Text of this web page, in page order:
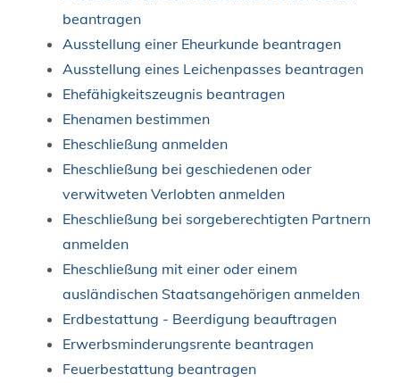
beantragen
Ausstellung einer Eheurkunde beantragen
Ausstellung eines Leichenpasses beantragen
Ehefähigkeitszeugnis beantragen
Ehenamen bestimmen
Eheschließung anmelden
Eheschließung bei geschiedenen oder
verwitweten Verlobten anmelden
Eheschließung bei sorgeberechtigten Partnern
anmelden
Eheschließung mit einer oder einem
ausländischen Staatsangehörigen anmelden
Erdbestattung - Beerdigung beauftragen
Erwerbsminderungsrente beantragen
Feuerbestattung beantragen